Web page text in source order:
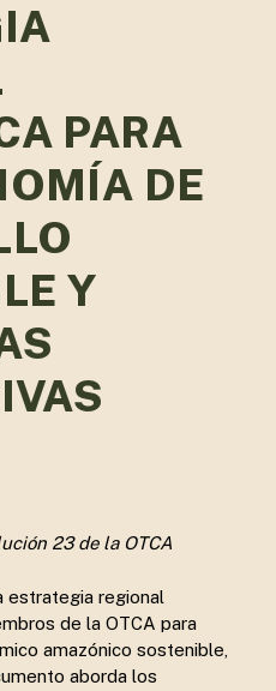
PARA
DE
Y
23 de la OTCA
estrategia regional
de la OTCA para
amazónico sostenible,
aborda los